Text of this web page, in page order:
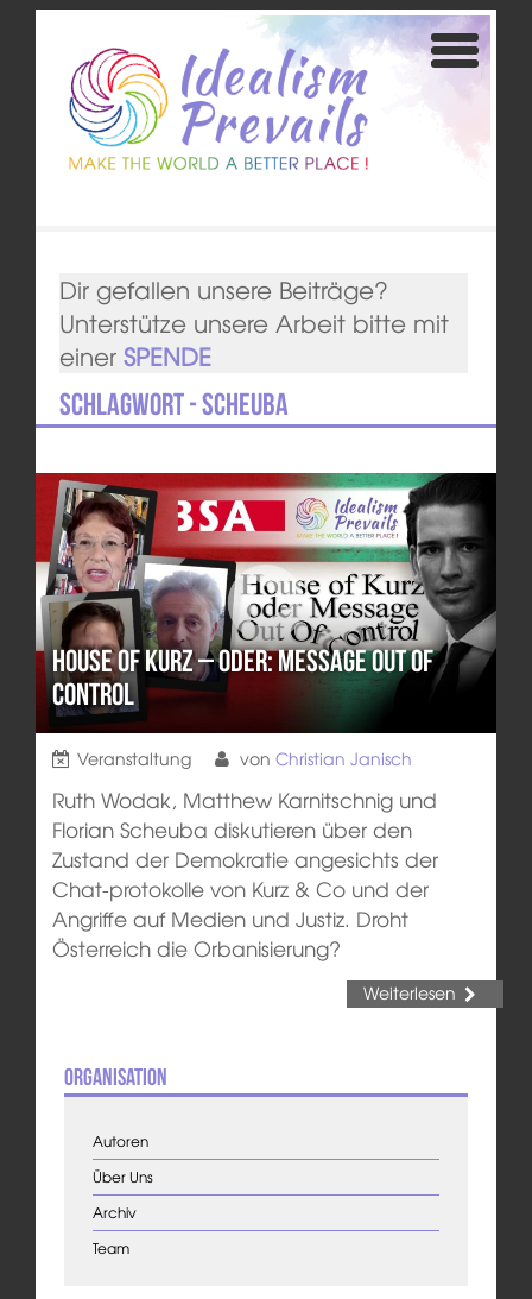
Dir gefallen unsere Beiträge?
Unterstütze unsere Arbeit bitte mit
einer SPENDE
Schlagwort - Scheuba
House of Kurz – oder: Message out of
control
Veranstaltung von Christian Janisch
Ruth Wodak, Matthew Karnitschnig und
Florian Scheuba diskutieren über den
Zustand der Demokratie angesichts der
Chat-protokolle von Kurz & Co und der
Angriffe auf Medien und Justiz. Droht
Österreich die Orbanisierung?
Weiterlesen
Organisation
Autoren
Über Uns
Archiv
Team